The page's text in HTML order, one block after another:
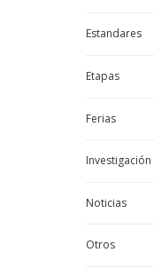
Estandares
Etapas
Ferias
Investigación
Noticias
Otros